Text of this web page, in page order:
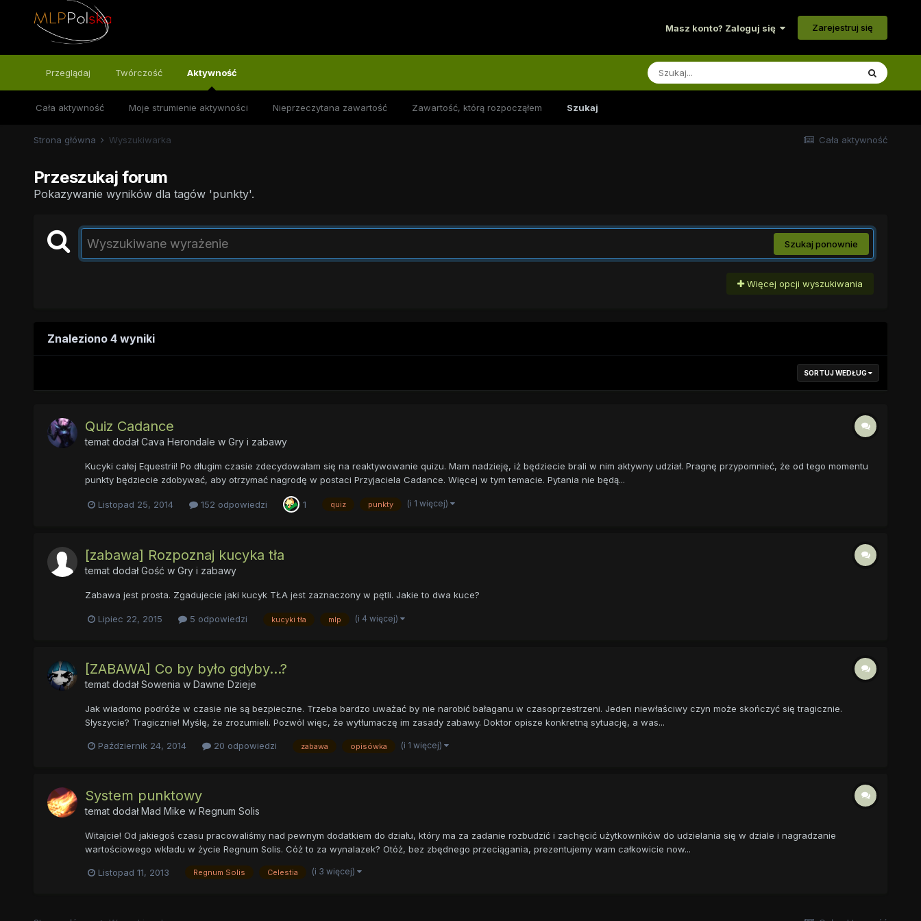
Masz konto? Zaloguj się Zarejestruj się
Przeglądaj Twórczość Aktywność
Cała aktywność Moje strumienie aktywności Nieprzeczytana zawartość Zawartość, którą rozpocząłem Szukaj
Cała aktywność
Strona główna Wyszukiwarka
Przeszukaj forum
Pokazywanie wyników dla tagów 'punkty'.
Szukaj ponownie
Więcej opcji wyszukiwania
Znaleziono 4 wyniki
SORTUJ WEDŁUG
Quiz Cadance
temat dodałCava Herondale w Gry i zabawy
Kucyki całej Equestrii! Po długim czasie zdecydowałam się na reaktywowanie quizu. Mam nadzieję, iż będziecie brali w nim aktywny udział. Pragnę przypomnieć, że od tego momentu
punkty będziecie zdobywać, aby otrzymać nagrodę w postaci Przyjaciela Cadance. Więcej w tym temacie. Pytania nie będą...
Listopad 25, 2014 152 odpowiedzi 1 quiz punkty (i 1 więcej)
[zabawa] Rozpoznaj kucyka tła
temat dodał Gość w Gry i zabawy
Zabawa jest prosta. Zgadujecie jaki kucyk TŁA jest zaznaczony w pętli. Jakie to dwa kuce?
Lipiec 22, 2015 5 odpowiedzi kucyki tła mlp (i 4 więcej)
[ZABAWA] Co by było gdyby...?
temat dodałSowenia w Dawne Dzieje
Jak wiadomo podróże w czasie nie są bezpieczne. Trzeba bardzo uważać by nie narobić bałaganu w czasoprzestrzeni. Jeden niewłaściwy czyn może skończyć się tragicznie.
Słyszycie? Tragicznie! Myślę, że zrozumieli. Pozwól więc, że wytłumaczę im zasady zabawy. Doktor opisze konkretną sytuację, a was...
Październik 24, 2014 20 odpowiedzi zabawa opisówka (i 1 więcej)
System punktowy
temat dodałMad Mike w Regnum Solis
Witajcie! Od jakiegoś czasu pracowaliśmy nad pewnym dodatkiem do działu, który ma za zadanie rozbudzić i zachęcić użytkowników do udzielania się w dziale i nagradzanie
wartościowego wkładu w życie Regnum Solis. Cóż to za wynalazek? Otóż, bez zbędnego przeciągania, prezentujemy wam całkowicie now...
Listopad 11, 2013 Regnum Solis Celestia (i 3 więcej)